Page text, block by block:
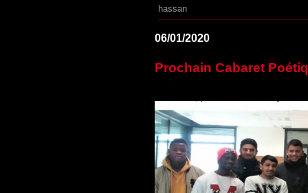
hassan
06/01/2020
Prochain Cabaret